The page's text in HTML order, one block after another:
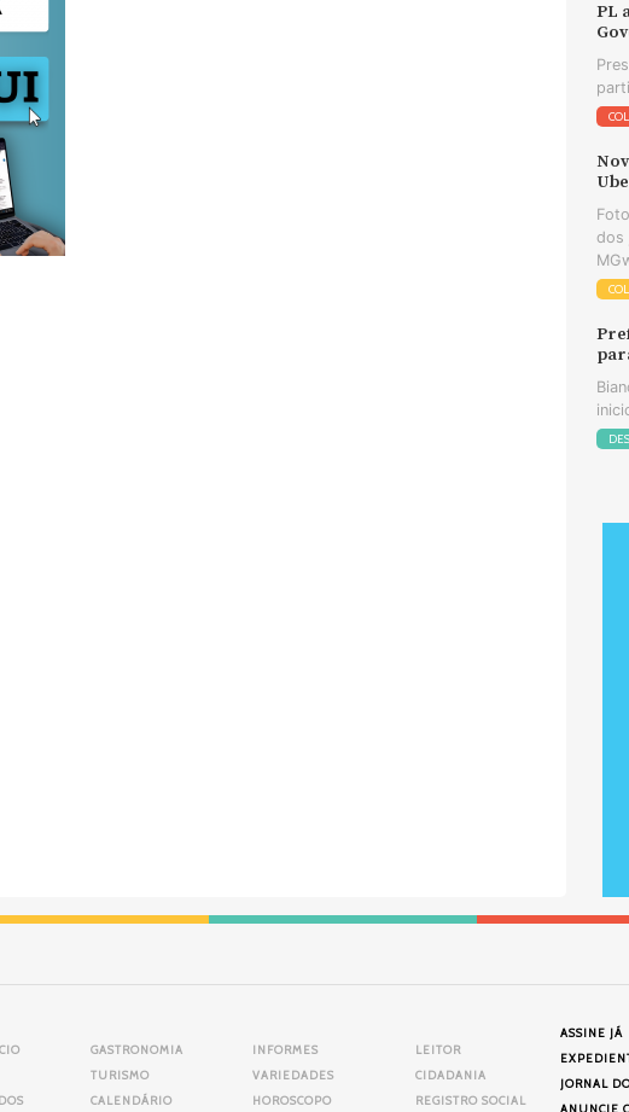
PL
dos
GASTRONOMIA INFORMES
LEITOR
TURISMO VARIEDADES
CIDADANIA
CALENDÁRIO
HOROSCOPO REGISTRO SOCIAL
ASSINE JÁ
JORNAL
ANUNCIE